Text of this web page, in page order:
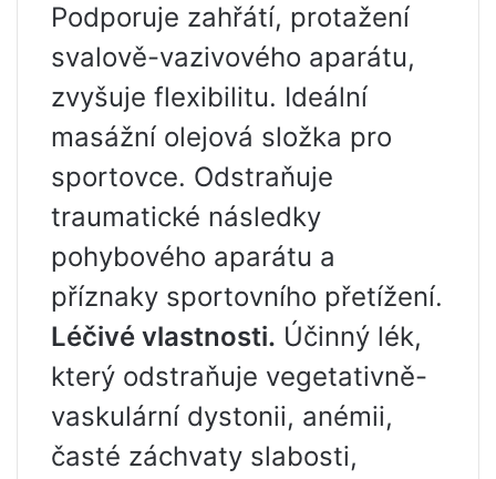
Podporuje zahřátí, protažení
svalově-vazivového aparátu,
zvyšuje flexibilitu. Ideální
masážní olejová složka pro
sportovce. Odstraňuje
traumatické následky
pohybového aparátu a
příznaky sportovního přetížení.
Léčivé vlastnosti. Účinný lék,
který odstraňuje vegetativně-
vaskulární dystonii, anémii,
časté záchvaty slabosti,